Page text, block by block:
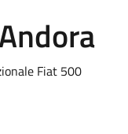
Fiat 500